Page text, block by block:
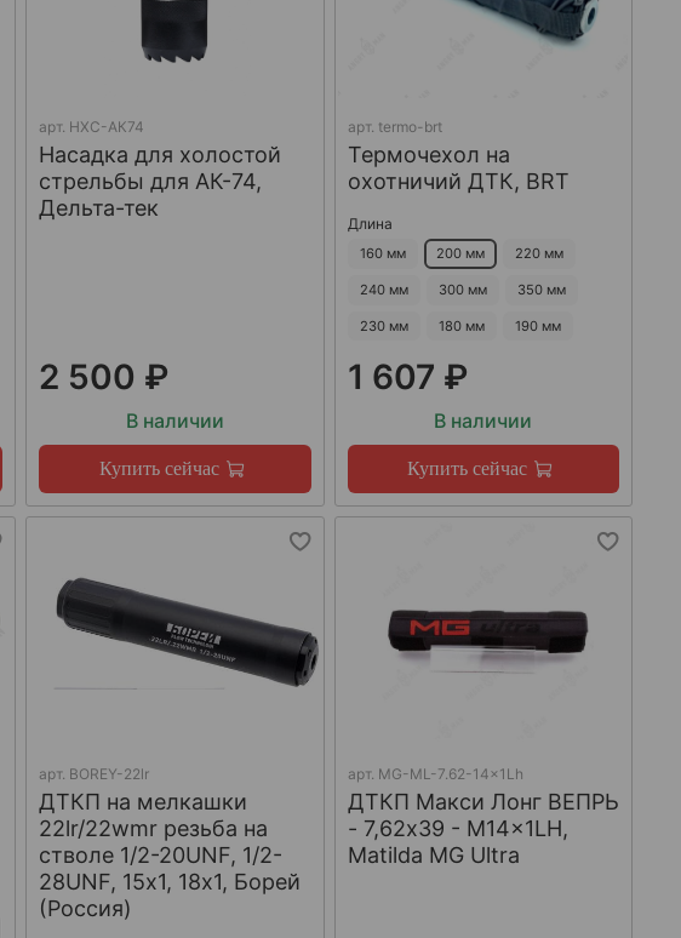
арт. НХС-АК74
Насадка для холостой
стрельбы для АК-74,
Дельта-тек
2 500 ₽
В наличии
Купить сейчас
арт. termo-brt
Термочехол на
охотничий ДТК, BRT
Длина
160 мм 200 мм 220 мм
240 мм 300 мм 350 мм
230 мм 180 мм 190 мм
1 607 ₽
В наличии
Купить сейчас
арт. BOREY-22lr
ДТКП на мелкашки
22lr/22wmr резьба на
стволе 1/2-20UNF, 1/2-
28UNF, 15х1, 18х1, Борей
(Россия)
арт. MG-ML-7.62-14x1Lh
ДТКП Макси Лонг ВЕПРЬ
- 7,62x39 - M14x1LH,
Matilda MG Ultra